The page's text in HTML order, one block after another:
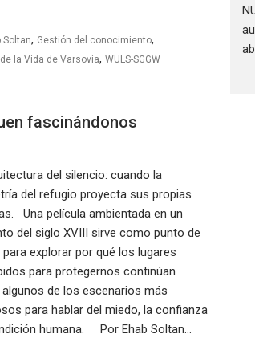
Soltan, Gestión del conocimiento,
la Vida de Varsovia, WULS-SGGW
fascinándonos
del silencio: cuando la
del refugio proyecta sus propias
Una película ambientada en un
del siglo XVIII sirve como punto de
para explorar por qué los lugares
para protegernos continúan
de los escenarios más
para hablar del miedo, la confianza
humana. Por Ehab Soltan…